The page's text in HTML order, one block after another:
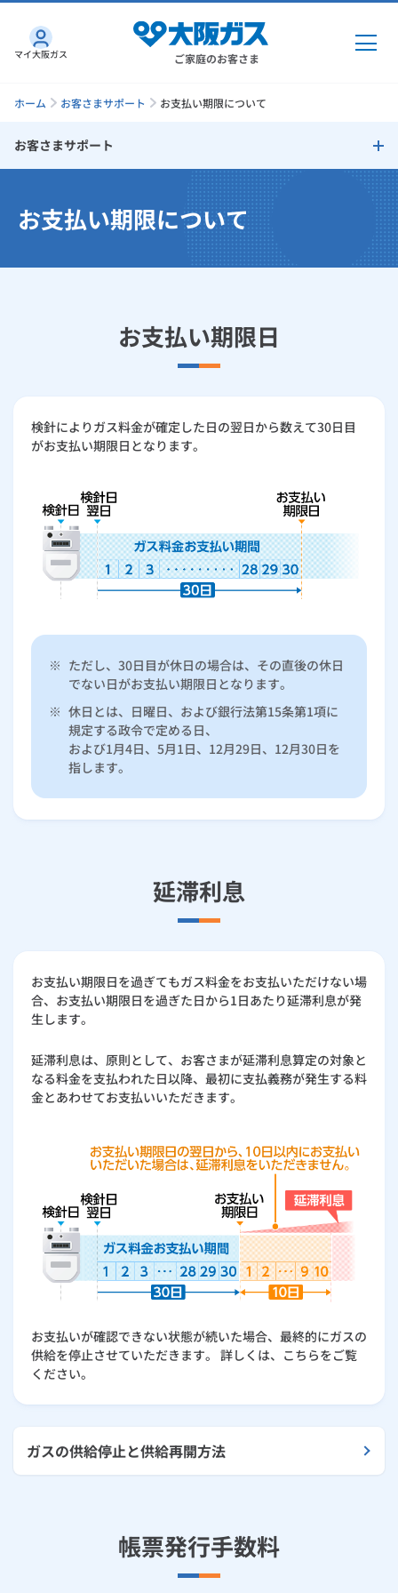
ご家庭のお客さま
ガス・電気トップ
トップ
一般料金
「大阪ガスの電気」が選ばれる理由
お手続きから使用開始までの流れ
太陽光発電余剰電力買取サービス
まとめプラン紹介
ガスと電気の使用開始の申込
インターネット
さすガねっとのメリット
工事・開通までの流れ
まとめプラン紹介
簡単プラン診断
トップ
キッチン
ガス炊飯器
ガスオーブン
食器洗い乾燥機
ガス給湯器
ガス温水浴室暖房乾燥機
「カワック・ミストカワック」
リビング・空調
ガスファンヒーター
取替用ガスコンセント
ガスコード
ガス栓の増設 プラスライン
ルームエアコン
発電・省エネ
太陽光発電
蓄電池
スマイルーフ
エコキュート
ぴこぴこ・スマぴこ・けむぴこ
消火器
修理
エラーコード診断
取扱説明書を探す
らく得リース
らく得保証
機器・修理お申込み
くらしのサービス
くらしのサービストップ
リフォーム・リノベーション
リフォーム・リノベーション
住ミカタ・リフォーム
リノベーション「マイリノ」
安心・安全
住ミカタ・サービス
ホームセキュリティ
みるぴこ
便利・おトク
スマイLINK
FitDish
めちゃとクーポン
プリゼロ
関西おでかけ納税
ハウスクリーニング
お手続き・サポート
お手続き一覧
お客さまサポート
お問い合わせ
総合TOP 業務用・産業用のお客さま 企業情報
マイ大阪ガス
ホーム お客さまサポート お支払い期限について
お客さまサポート
クレジットカードによるお支払い
請求書（払込票）によるお支払い
お支払い窓口
金融機関一覧
ガスのみご契約の場合
ガス・電気をセットでご契約の場合
お支払い期限について
お支払い期限日
検針によりガス料金が確定した日の翌日から数えて30日目
がお支払い期限日となります。
※ ただし、30日目が休日の場合は、その直後の休日
でない日がお支払い期限日となります。
※ 休日とは、日曜日、および銀行法第15条第1項に
規定する政令で定める日、
および1月4日、5月1日、12月29日、12月30日を
指します。
延滞利息
お支払い期限日を過ぎてもガス料金をお支払いただけない場
合、お支払い期限日を過ぎた日から1日あたり延滞利息が発
生します。
延滞利息は、原則として、お客さまが延滞利息算定の対象と
なる料金を支払われた日以降、最初に支払義務が発生する料
金とあわせてお支払いいただきます。
お支払いが確認できない状態が続いた場合、最終的にガスの
供給を停止させていただきます。 詳しくは、こちらをご覧
ください。
ガスの供給停止と供給再開方法
帳票発行手数料